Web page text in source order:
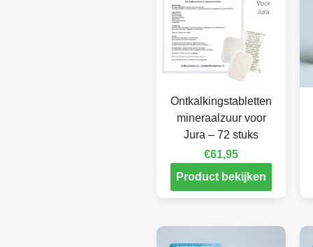
Ontkalkingstabletten
mineraalzuur voor
Jura – 72 stuks
€61,95
Product bekijken